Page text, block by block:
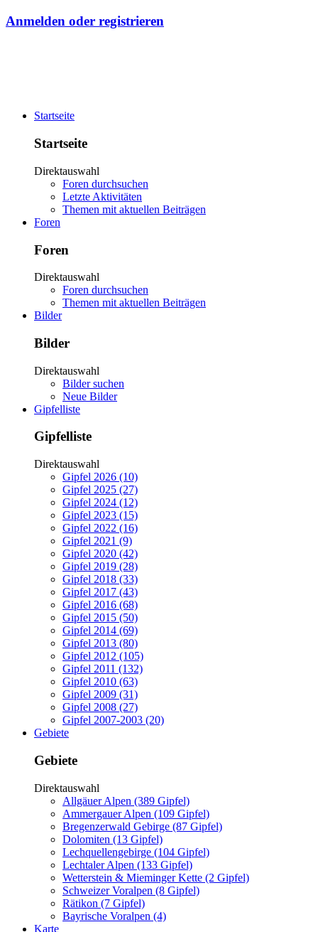
Anmelden oder registrieren
Startseite
Startseite
Direktauswahl
Foren durchsuchen
Letzte Aktivitäten
Themen mit aktuellen Beiträgen
Foren
Foren
Direktauswahl
Foren durchsuchen
Themen mit aktuellen Beiträgen
Bilder
Bilder
Direktauswahl
Bilder suchen
Neue Bilder
Gipfelliste
Gipfelliste
Direktauswahl
Gipfel 2026 (10)
Gipfel 2025 (27)
Gipfel 2024 (12)
Gipfel 2023 (15)
Gipfel 2022 (16)
Gipfel 2021 (9)
Gipfel 2020 (42)
Gipfel 2019 (28)
Gipfel 2018 (33)
Gipfel 2017 (43)
Gipfel 2016 (68)
Gipfel 2015 (50)
Gipfel 2014 (69)
Gipfel 2013 (80)
Gipfel 2012 (105)
Gipfel 2011 (132)
Gipfel 2010 (63)
Gipfel 2009 (31)
Gipfel 2008 (27)
Gipfel 2007-2003 (20)
Gebiete
Gebiete
Direktauswahl
Allgäuer Alpen (389 Gipfel)
Ammergauer Alpen (109 Gipfel)
Bregenzerwald Gebirge (87 Gipfel)
Dolomiten (13 Gipfel)
Lechquellengebirge (104 Gipfel)
Lechtaler Alpen (133 Gipfel)
Wetterstein & Mieminger Kette (2 Gipfel)
Schweizer Voralpen (8 Gipfel)
Rätikon (7 Gipfel)
Bayrische Voralpen (4)
Karte